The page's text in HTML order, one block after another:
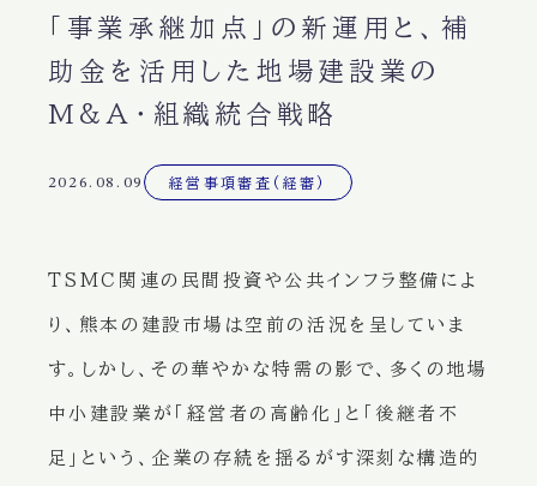
「事業承継加点」の新運用と、補
助金を活用した地場建設業の
M&A・組織統合戦略
2026.08.09 経営事項審査(経審)
TSMC関連の民間投資や公共インフラ整備によ
り、熊本の建設市場は空前の活況を呈していま
す。しかし、その華やかな特需の影で、多くの地場
中小建設業が「経営者の高齢化」と「後継者不
足」という、企業の存続を揺るがす深刻な構造的